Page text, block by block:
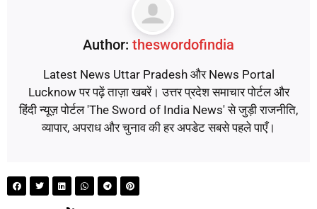
Author: theswordofindia
Latest News Uttar Pradesh और News Portal
Lucknow पर पढ़ें ताज़ा खबरें। उत्तर प्रदेश समाचार पोर्टल और
हिंदी न्यूज़ पोर्टल 'The Sword of India News' से जुड़ी राजनीति,
व्यापार, अपराध और चुनाव की हर अपडेट सबसे पहले पाएँ।